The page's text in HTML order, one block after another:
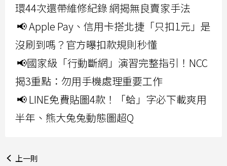
環44次還帶維修紀錄 網揭無良賣家手法
📢 Apple Pay、信用卡搭北捷「只扣1元」是
沒刷到嗎？官方曝扣款規則秒懂
📢國家級「行動斷網」演習完整指引！NCC
揭3重點：勿用手機處理重要工作
📢 LINE免費貼圖4款！「蛤」字必下載爽用
半年、熊大兔兔動態圖超Q
上一則